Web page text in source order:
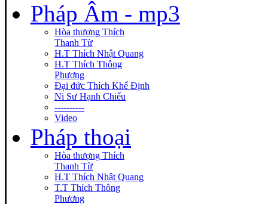
Pháp Âm - mp3
Hòa thượng Thích
Thanh Từ
H.T Thích Nhật Quang
H.T Thích Thông
Phương
Đại đức Thích Khế Định
Ni Sư Hạnh Chiếu
----------
Video
Pháp thoại
Hòa thượng Thích
Thanh Từ
H.T Thích Nhật Quang
T.T Thích Thông
Phương